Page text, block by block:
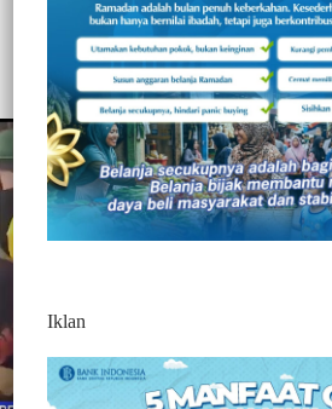
JOTOS DENGAN POLISI
Redaksi Jurnaltivi
0 Min Baca
Rabu, 7 April 2021
Iklan